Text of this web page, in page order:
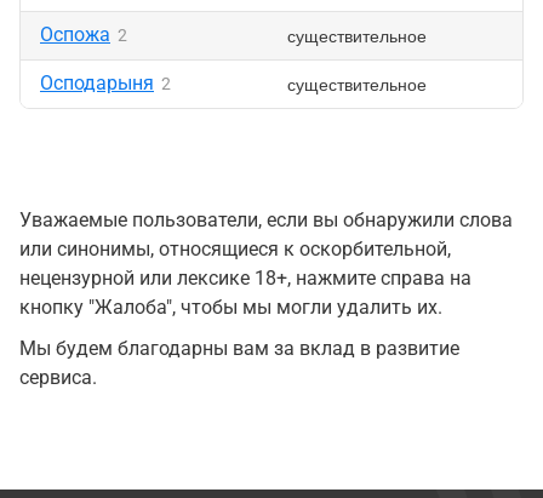
Оспожа 2 существительное
Осподарыня 2 существительное
Уважаемые пользователи, если вы обнаружили слова
или синонимы, относящиеся к оскорбительной,
нецензурной или лексике 18+, нажмите справа на
кнопку "Жалоба", чтобы мы могли удалить их.
Мы будем благодарны вам за вклад в развитие
сервиса.